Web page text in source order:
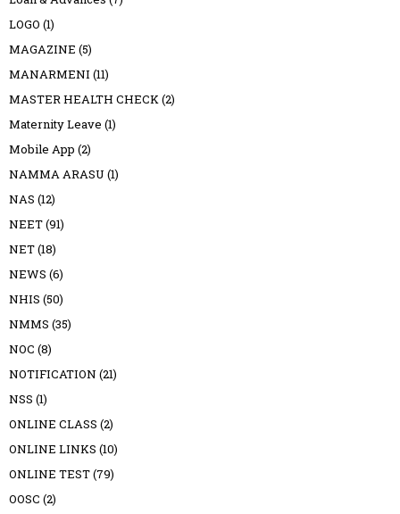
LOGO (1)
MAGAZINE (5)
MANARMENI (11)
MASTER HEALTH CHECK(2)
Maternity Leave (1)
Mobile App (2)
NAMMA ARASU (1)
NAS (12)
NEET(91)
NET(18)
NEWS (6)
NHIS (50)
NMMS (35)
NOC (8)
NOTIFICATION (21)
NSS (1)
ONLINE CLASS (2)
ONLINE LINKS (10)
ONLINE TEST(79)
OOSC (2)